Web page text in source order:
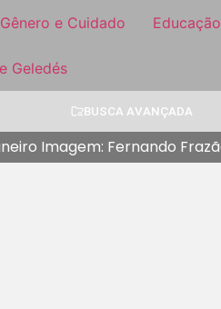
Gênero e Cuidado
Geledés
BUSCA AVANÇADA
Imagem: Fernando